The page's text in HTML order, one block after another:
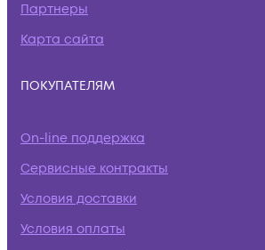
Партнеры
Карта сайта
ПОКУПАТЕЛЯМ
On-line поддержка
Сервисные контракты
Условия доставки
Условия оплаты